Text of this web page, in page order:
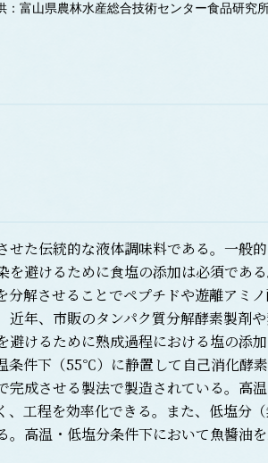
：富山県農林水産総合技術センター食品研究
た伝統的な液体調味料である。一般
を避けるために食塩の添加は必須であ
分解させることでペプチドや遊離アミ
近年、市販のタンパク質分解酵素製剤
けるために熟成過程における塩の添加
件下（55℃）に静置して自己消化酵
完成させる製法で製造されている。高
、工程を効率化できる。また、低塩分
。高温・低塩分条件下において魚醬油